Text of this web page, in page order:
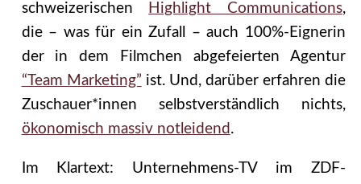
schweizerischen
Highlight Communications,
die – was für ein Zufall – auch 100%-Eignerin
der in dem Filmchen abgefeierten Agentur
“Team Marketing” ist. Und, darüber erfahren die
Zuschauer*innen selbstverständlich nichts,
ökonomisch massiv notleidend .
Im Klartext: Unternehmens-TV im ZDF-